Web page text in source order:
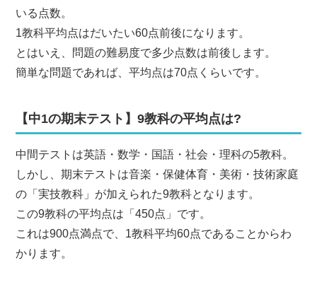
いる点数。
1教科平均点はだいたい60点前後になります。
とはいえ、問題の難易度で多少点数は前後します。
簡単な問題であれば、平均点は70点くらいです。
【中1の期末テスト】9教科の平均点は?
中間テストは英語・数学・国語・社会・理科の5教科。
しかし、期末テストは音楽・保健体育・美術・技術家庭
の「実技教科」が加えられた9教科となります。
この9教科の平均点は「450点」です。
これは900点満点で、1教科平均60点であることからわ
かります。